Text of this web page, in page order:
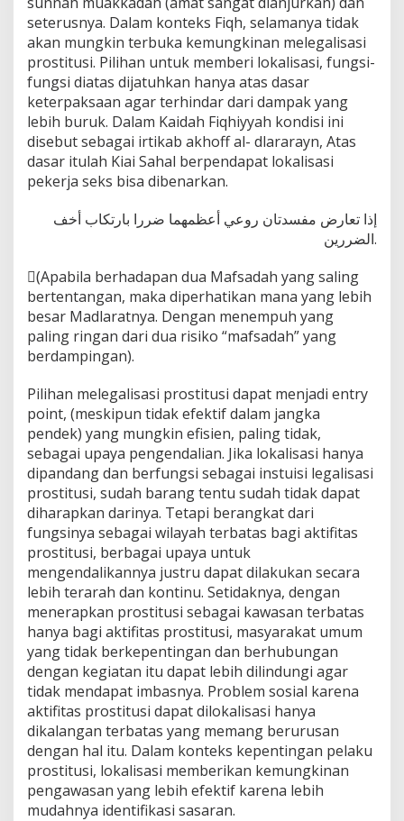
seterusnya. Dalam konteks Fiqh, selamanya tidak
akan mungkin terbuka kemungkinan melegalisasi
prostitusi. Pilihan untuk memberi lokalisasi, fungsi-
fungsi diatas dijatuhkan hanya atas dasar
keterpaksaan agar terhindar dari dampak yang
lebih buruk. Dalam Kaidah Fiqhiyyah kondisi ini
disebut sebagai irtikab akhoff al- dlararayn, Atas
dasar itulah Kiai Sahal berpendapat lokalisasi
pekerja seks bisa dibenarkan.
إذا تعارض مفسدتان روعي أعظمهما ضررا بارتكاب أخف
الضررين.
(ِApabila berhadapan dua Mafsadah yang saling
bertentangan, maka diperhatikan mana yang lebih
besar Madlaratnya. Dengan menempuh yang
paling ringan dari dua risiko “mafsadah” yang
berdampingan).
Pilihan melegalisasi prostitusi dapat menjadi entry
point, (meskipun tidak efektif dalam jangka
pendek) yang mungkin efisien, paling tidak,
sebagai upaya pengendalian. Jika lokalisasi hanya
dipandang dan berfungsi sebagai instuisi legalisasi
prostitusi, sudah barang tentu sudah tidak dapat
diharapkan darinya. Tetapi berangkat dari
fungsinya sebagai wilayah terbatas bagi aktifitas
prostitusi, berbagai upaya untuk
mengendalikannya justru dapat dilakukan secara
lebih terarah dan kontinu. Setidaknya, dengan
menerapkan prostitusi sebagai kawasan terbatas
hanya bagi aktifitas prostitusi, masyarakat umum
yang tidak berkepentingan dan berhubungan
dengan kegiatan itu dapat lebih dilindungi agar
tidak mendapat imbasnya. Problem sosial karena
aktifitas prostitusi dapat dilokalisasi hanya
dikalangan terbatas yang memang berurusan
dengan hal itu. Dalam konteks kepentingan pelaku
prostitusi, lokalisasi memberikan kemungkinan
pengawasan yang lebih efektif karena lebih
mudahnya identifikasi sasaran.